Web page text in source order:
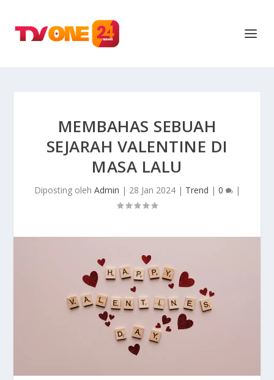
MEMBAHAS SEBUAH
SEJARAH VALENTINE DI
MASA LALU
Diposting oleh Admin | 28 Jan 2024| Trend | 0 |